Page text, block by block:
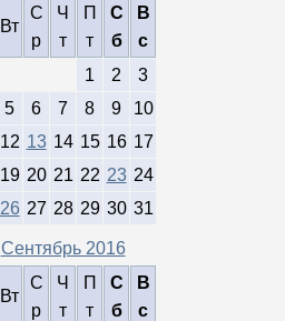
Вт
С
р
Ч
т
П
т
С
б
В
с
1
2
3
5 6 7 8 9
10
12 13 14 15 16 17
19 20 21 22 23 24
26 27 28 29 30 31
Сентябрь 2016
Вт
С
р
Ч
т
П
т
С
б
В
с